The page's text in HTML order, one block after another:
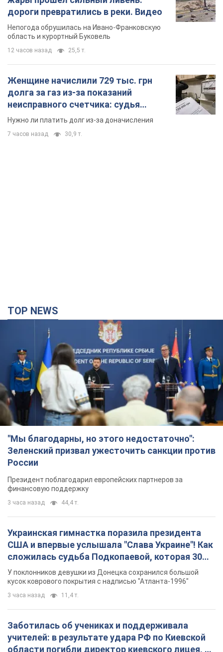
неисправного счетчика: судья
вынес неожиданное решение
7 часов назад 30,9 т.
"Мы благодарны, но этого недостаточно":
Зеленский призвал ужесточить санкции против
России
Президент поблагодарил европейских партнеров за
финансовую поддержку
3 часа назад 44,4 т.
Украинская гимнастка поразила президента
США и впервые услышала "Слава Украине"! Как
сложилась судьба Подкопаевой, которая 30
кусок коврового покрытия с надписью "Атланта-1996"
Заботилась об учениках и поддерживала
учителей: в результате удара РФ по Киевской
области погибли директор киевского лицея, её
муж и внук
8 часов назад 18,9 т.